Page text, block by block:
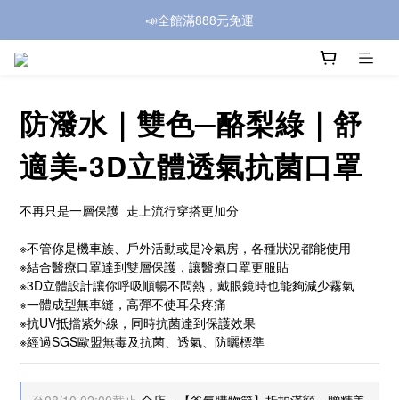
📣全館滿888元免運
防潑水｜雙色─酪梨綠｜舒
適美-3D立體透氣抗菌口罩
不再只是一層保護  走上流行穿搭更加分
※不管你是機車族、戶外活動或是冷氣房，各種狀況都能使用
※結合醫療口罩達到雙層保護，讓醫療口罩更服貼
※3D立體設計讓你呼吸順暢不悶熱，戴眼鏡時也能夠減少霧氣
※一體成型無車縫，高彈不使耳朵疼痛
※抗UV抵擋紫外線，同時抗菌達到保護效果
※經過SGS歐盟無毒及抗菌、透氣、防曬標準